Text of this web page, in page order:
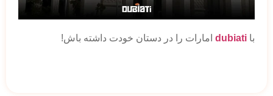
با dubiati امارات را در دستان خودت داشته باش!